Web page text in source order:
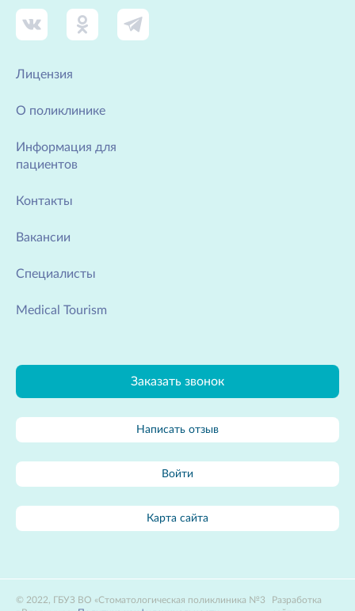
Лицензия
О поликлинике
Информация для
пациентов
Контакты
Вакансии
Специалисты
Medical Tourism
Заказать звонок
Написать отзыв
Войти
Карта сайта
2022, ГБУЗ ВО «Стоматологическая поликлиника №3
Разработка